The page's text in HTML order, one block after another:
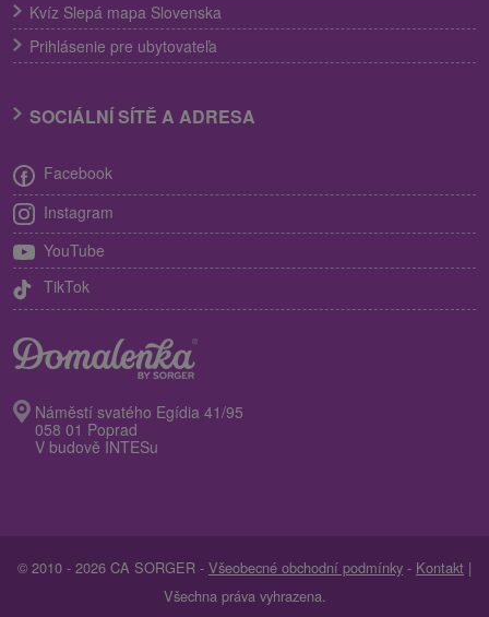
Kvíz Slepá mapa Slovenska
Prihlásenie pre ubytovateľa
SOCIÁLNÍ SÍTĚ A ADRESA
Facebook
Instagram
YouTube
TikTok
Náměstí svatého Egídia 41/95
058 01 Poprad
V budově INTESu
© 2010 - 2026 CA SORGER - Všeobecné obchodní podmínky - Kontakt |
Všechna práva vyhrazena.